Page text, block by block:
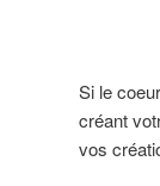
Si le
créant
vos